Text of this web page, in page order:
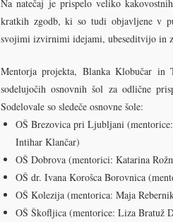
Na natečaj je prispelo veliko
kratkih zgodb, ki so tudi objavljene v
svojimi izvirnimi idejami, ubeseditvijo in
Mentorja projekta, Blanka Klobučar in
sodelujočih osnovnih šol za odlične
Sodelovale so sledeče osnovne šole:
OŠ Brezovica pri Ljubljani
Intihar Klančar)
OŠ Dobrova (mentorici: Katarina
OŠ dr. Ivana Korošca Borovnica
OŠ Kolezija (mentorica: Maja
OŠ Škofljica (mentorice: Liza Bratuž